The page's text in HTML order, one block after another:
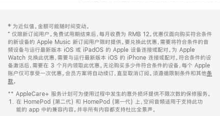
页
页
脚
注
‡ 为近似值。金额可能随时间变动。
⁺ 仅限新订阅用户。免费试用期结束后，每月收费为 RMB 12。优惠仅面向购买符合条件
的新设备的 Apple Music 新订阅用户限时提供。要兑换此优惠，需要将符合条件的音
频设备与运行最新版本 iOS 或 iPadOS 的 Apple 设备连接或配对。为 Apple
Watch 兑换此优惠，需要与运行最新版本 iOS 的 iPhone 连接或配对。符合条件的设
备激活后，需要在 3 个月内领取此优惠。无论购买多少件符合条件的设备，每个 Apple
账户仅可享受一次优惠。会员方案将自动续订，直至取消订阅。须遵循限制条件和其他条
款。
窗
口
中
** AppleCare+ 服务计划可为使用过程中发生的意外损坏提供不限次数的保修服务。
在 HomePod (第二代) 和 HomePod (第一代) 上，空间音频适用于支持此功
能的 app 中的兼容内容。并非所有内容都支持杜比全景声。